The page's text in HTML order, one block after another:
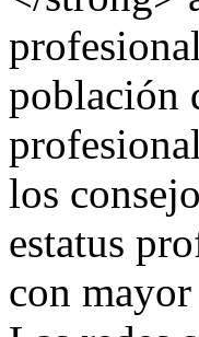
población
los
estatus
con